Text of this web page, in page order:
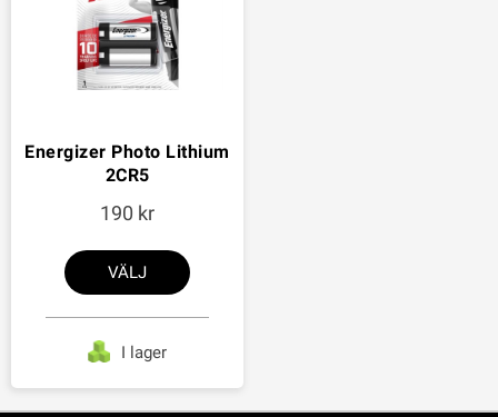
Energizer Photo Lithium
2CR5
190
VÄLJ
I lager